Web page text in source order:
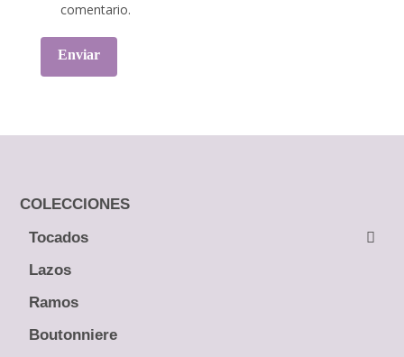
comentario.
COLECCIONES
Tocados
← Atrás
Guías
Peinetas
Pines
Lazos
Ramos
Boutonniere